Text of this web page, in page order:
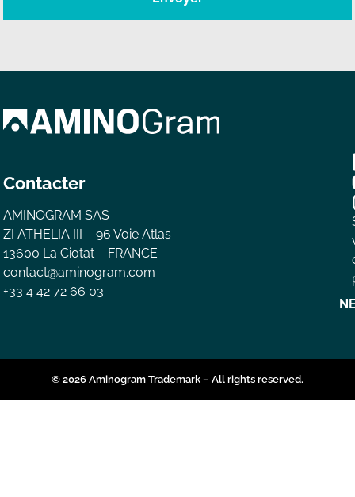
Contacter
AMINOGRAM SAS
ZI ATHELIA III – 96 Voie Atlas
13600 La Ciotat – FRANCE
contact@aminogram.com
+33 4 42 72 66 03
© 2026 Aminogram Trademark – All rights reserved.